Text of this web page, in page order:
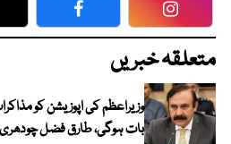
Facebook
متعلقہ خبریں
وزیراعظم کی اپوزیشن کو
بات ہوگی، طارق فضل چودھری